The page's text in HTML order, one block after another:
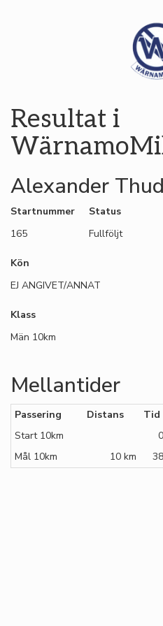
Resultat i
Alexander
Startnummer
165
Status
Fullföljt
Kön
EJ ANGIVET/ANNAT
Klass
Män 10km
Mellantider
Passering Distans Tid
Start 10km
Mål 10km
10 km